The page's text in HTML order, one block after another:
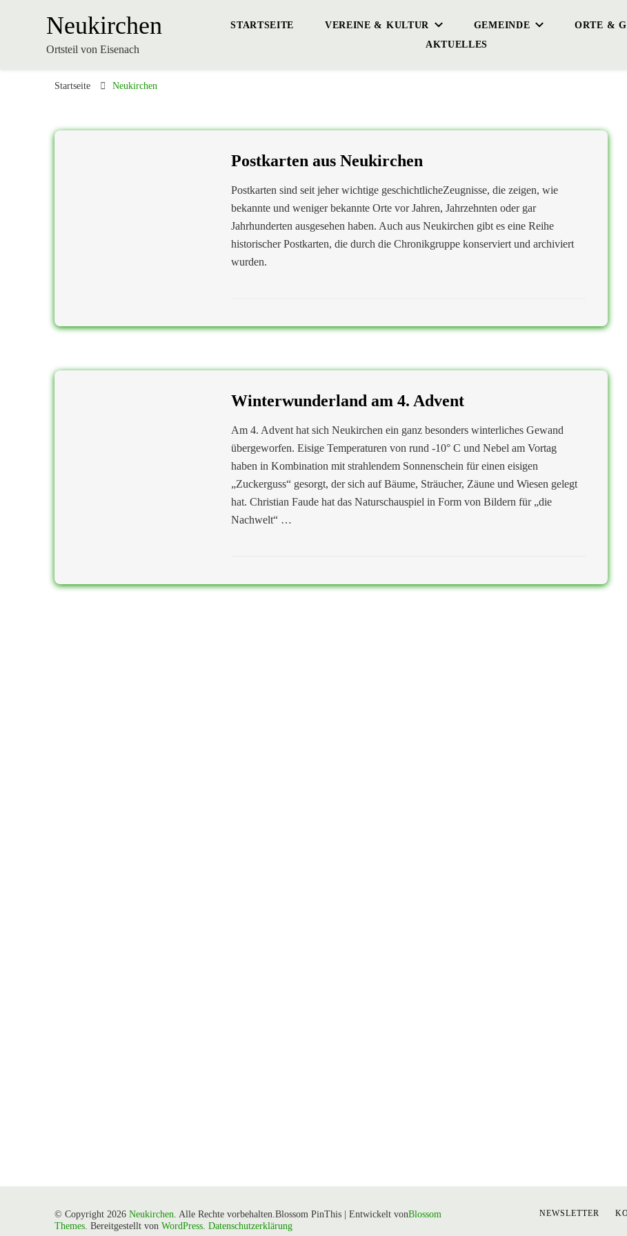
Neukirchen
Ortsteil von Eisenach
STARTSEITE VEREINE & KULTUR GEMEINDE
ORTE &
AKTUELLES
Startseite Neukirchen
Postkarten aus Neukirchen
Postkarten sind seit jeher wichtige geschichtlicheZeugnisse, die zeigen, wie
bekannte und weniger bekannte Orte vor Jahren, Jahrzehnten oder gar
Jahrhunderten ausgesehen haben. Auch aus Neukirchen gibt es eine Reihe
historischer Postkarten, die durch die Chronikgruppe konserviert und archiviert
wurden.
Winterwunderland am 4. Advent
Am 4. Advent hat sich Neukirchen ein ganz besonders winterliches Gewand
übergeworfen. Eisige Temperaturen von rund -10° C und Nebel am Vortag
haben in Kombination mit strahlendem Sonnenschein für einen eisigen
„Zuckerguss“ gesorgt, der sich auf Bäume, Sträucher, Zäune und Wiesen gelegt
hat. Christian Faude hat das Naturschauspiel in Form von Bildern für „die
Nachwelt“ …
© Copyright 2026 Neukirchen. Alle Rechte vorbehalten.Blossom PinThis | Entwickelt vonBlossom
Themes. Bereitgestellt von WordPress. Datenschutzerklärung
NEWSLETTER